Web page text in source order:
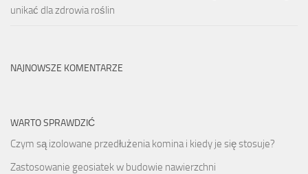
unikać dla zdrowia roślin
NAJNOWSZE KOMENTARZE
WARTO SPRAWDZIĆ
Czym są izolowane przedłużenia komina i kiedy je się stosuje?
Zastosowanie geosiatek w budowie nawierzchni